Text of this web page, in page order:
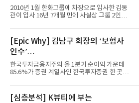
입사 16년 만에 수석부회장 … 경영승
계 ‘초읽기’
2010년 1월 한화그룹에 차장으로 입사한 김동
관이 입사 16년 7개월 만에 사실상 그룹 2인자
[Epic Why] 김남구 회장의 ‘보험사
인수’
발걸음이 신중해진 배경은?
한국투자금융지주의 올 1분기 순이익 가운데
85.6%가 증권 계열사인 한국투자증권 한 곳에
[심층분석] K뷰티에 부는